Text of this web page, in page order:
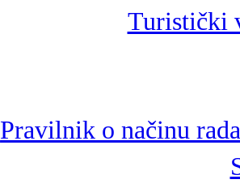
Turistički
Pravilnik o načinu